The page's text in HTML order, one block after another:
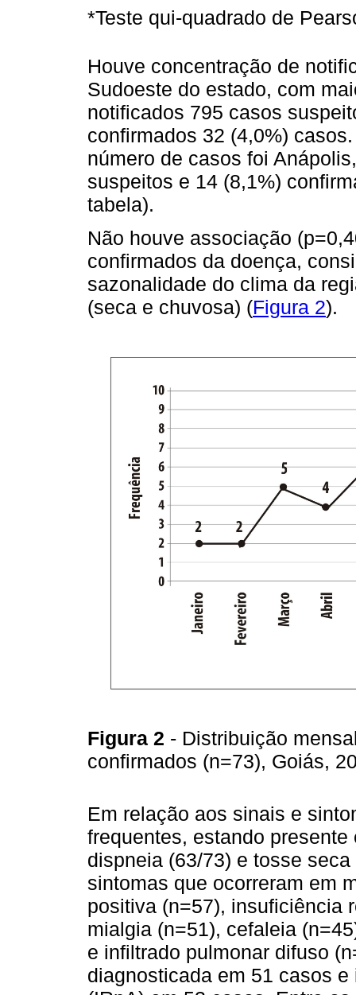
*Teste qui-quadrado de
Houve concentração de
Sudoeste do estado, com
notificados 795 casos
confirmados 32 (4,0%)
número de casos foi
suspeitos e 14 (8,1%)
tabela).
Não houve associação
confirmados da doença,
sazonalidade do clima da
(seca e chuvosa) (Figura 2).
Figura 2 - Distribuição
confirmados (n=73), Goiás,
Em relação aos sinais e
frequentes, estando
dispneia (63/73) e tosse
sintomas que ocorreram em
positiva (n=57), insuficiência
mialgia (n=51), cefaleia
e infiltrado pulmonar difuso
diagnosticada em 51 casos